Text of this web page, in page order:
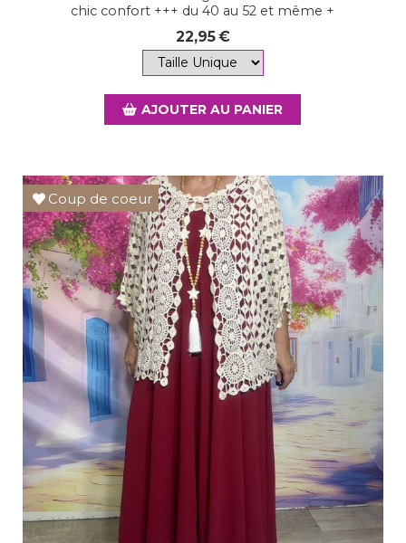
chic confort +++ du 40 au 52 et même +
22,95€
AJOUTER AU PANIER
Coup de coeur